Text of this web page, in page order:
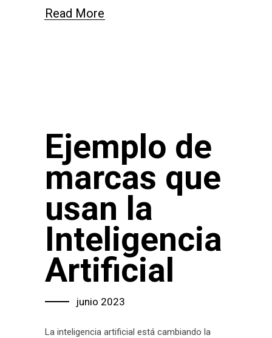
Read More
Ejemplo de
marcas que
usan la
Inteligencia
Artificial
junio 2023
La inteligencia artificial está cambiando la